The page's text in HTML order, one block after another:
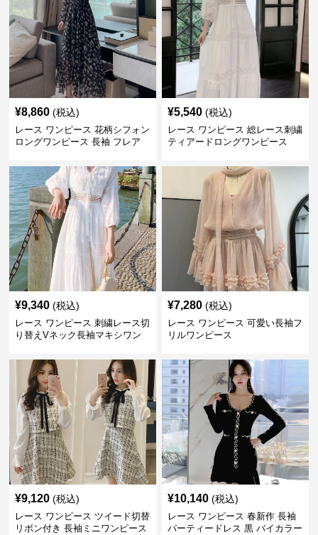
¥8,860 (税込)
レース ワンピース 花柄シフォン
ロングワンピース 長袖 フレア
¥5,540 (税込)
レース ワンピース 総レース刺繍
ティアードロングワンピース
¥9,340 (税込)
レース ワンピース 刺繍レース切
り替えVネック長袖マキシワン
¥7,280 (税込)
レース ワンピース 可愛い長袖フ
リルワンピース
¥9,120 (税込)
レース ワンピース ツイード切替
リボン付き 長袖ミニワンピース
¥10,140 (税込)
レース ワンピース 春新作 長袖
パーティードレス 黒 バイカラー